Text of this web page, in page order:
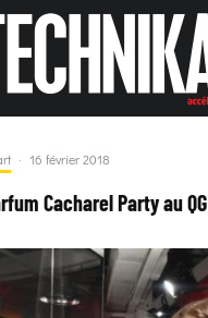
· 16 février 2018
Cacharel Party au QG